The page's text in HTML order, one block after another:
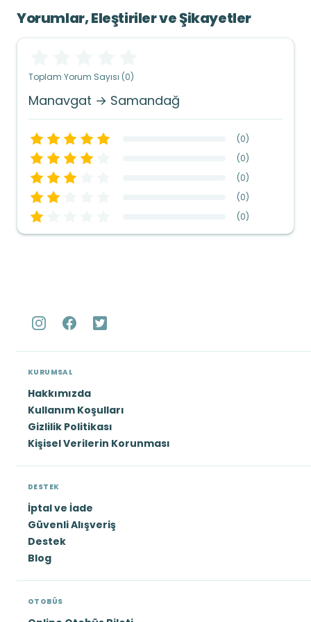
Yorumlar, Eleştiriler ve Şikayetler
Toplam Yorum Sayısı (0)
Manavgat → Samandağ
(0)
(0)
(0)
(0)
(0)
KURUMSAL
Hakkımızda
Kullanım Koşulları
Gizlilik Politikası
Kişisel Verilerin Korunması
DESTEK
İptal ve İade
Güvenli Alışveriş
Destek
Blog
OTOBÜS